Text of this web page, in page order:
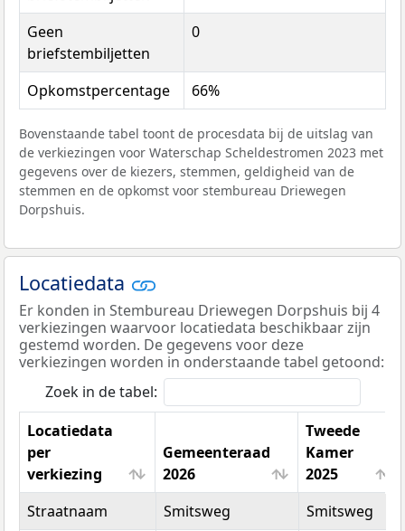
Geen
briefstembiljetten
0
Opkomstpercentage 66%
Bovenstaande tabel toont de procesdata bij de uitslag van
de verkiezingen voor Waterschap Scheldestromen 2023 met
gegevens over de kiezers, stemmen, geldigheid van de
stemmen en de opkomst voor stembureau Driewegen
Dorpshuis.
Locatiedata
Er konden in Stembureau Driewegen Dorpshuis bij 4
verkiezingen waarvoor locatiedata beschikbaar zijn
gestemd worden. De gegevens voor deze
verkiezingen worden in onderstaande tabel getoond:
Zoek in de tabel:
Locatiedata
per
verkiezing
Gemeenteraad
2026
Tweede
Kamer
2025
Locatiedata
per
Gemeenteraad
2026
Tweede
Kamer
Straatnaam Smitsweg Smitsweg